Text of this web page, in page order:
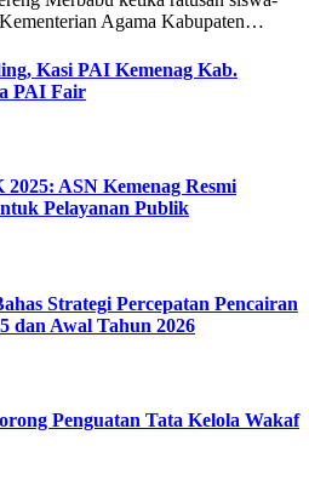
Agama Kabupaten…
Kasi PAI Kemenag Kab.
PAI Fair
ASN Kemenag Resmi
Pelayanan Publik
Strategi Percepatan Pencairan
dan Awal Tahun 2026
Penguatan Tata Kelola Wakaf